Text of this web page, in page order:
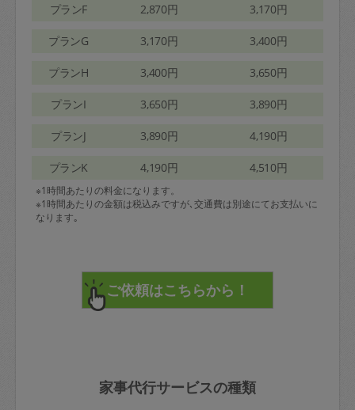
プランF 2,870円 3,170円
プランG 3,170円 3,400円
プランH 3,400円 3,650円
プランI 3,650円 3,890円
プランJ 3,890円 4,190円
プランK 4,190円 4,510円
※1時間あたりの料金になります。
※1時間あたりの金額は税込みですが､交通費は別途にてお支払いに
なります｡
家事代行サービスの種類